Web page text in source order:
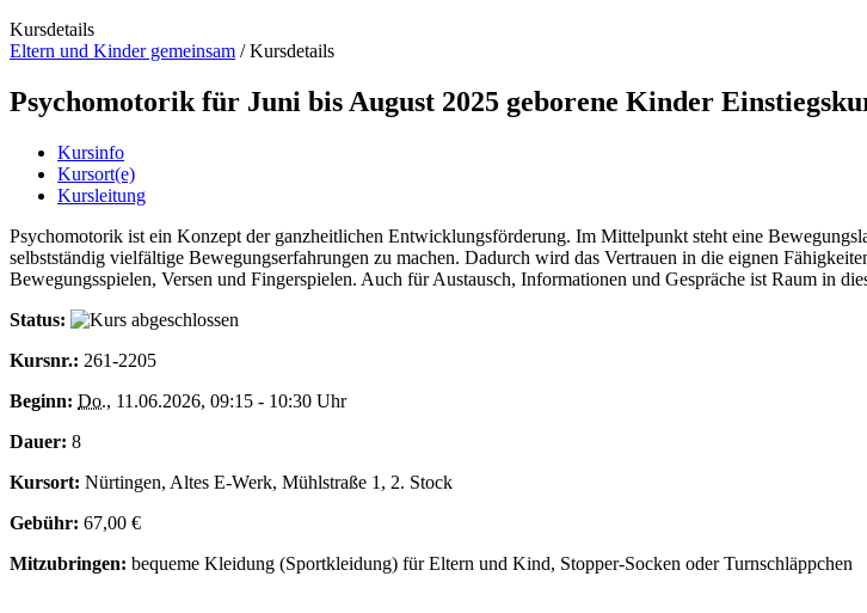
Kursdetails
Eltern und Kinder gemeinsam /Kursdetails
Psychomotorik für Juni bis August 2025 geborene Kinder
Kursinfo
Kursort(e)
Kursleitung
Psychomotorik ist ein Konzept der ganzheitlichen Entwicklungsförderung. Im Mittelpunkt steht eine
selbstständig vielfältige Bewegungserfahrungen zu machen. Dadurch wird das Vertrauen in die eignen
Bewegungsspielen, Versen und Fingerspielen. Auch für Austausch, Informationen und Gespräche ist Raum in
Status:
Kursnr.: 261-2205
Beginn: Do., 11.06.2026, 09:15 - 10:30 Uhr
Dauer: 8
Kursort: Nürtingen, Altes E-Werk, Mühlstraße 1, 2. Stock
Gebühr: 67,00 €
Mitzubringen: bequeme Kleidung (Sportkleidung) für Eltern und Kind, Stopper-Socken oder Turnschläppchen